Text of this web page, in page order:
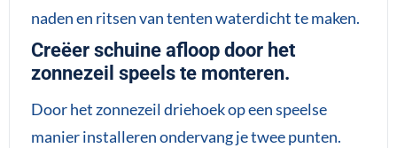
naden en ritsen van tenten waterdicht te maken.
Creëer schuine afloop door het
zonnezeil speels te monteren.
Door het zonnezeil driehoek op een speelse
manier installeren ondervang je twee punten.